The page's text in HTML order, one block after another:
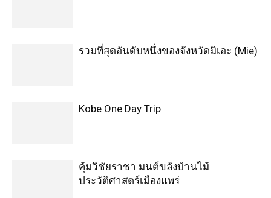
รวมที่สุดอันดับหนึ่งของจังหวัดมิเอะ (Mie)
Kobe One Day Trip
คุ้มวิชัยราชา มนต์ขลังบ้านไม้
ประวัติศาสตร์เมืองแพร่